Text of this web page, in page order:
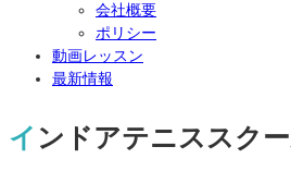
会社概要
ポリシー
動画レッスン
最新情報
インドアテニススク